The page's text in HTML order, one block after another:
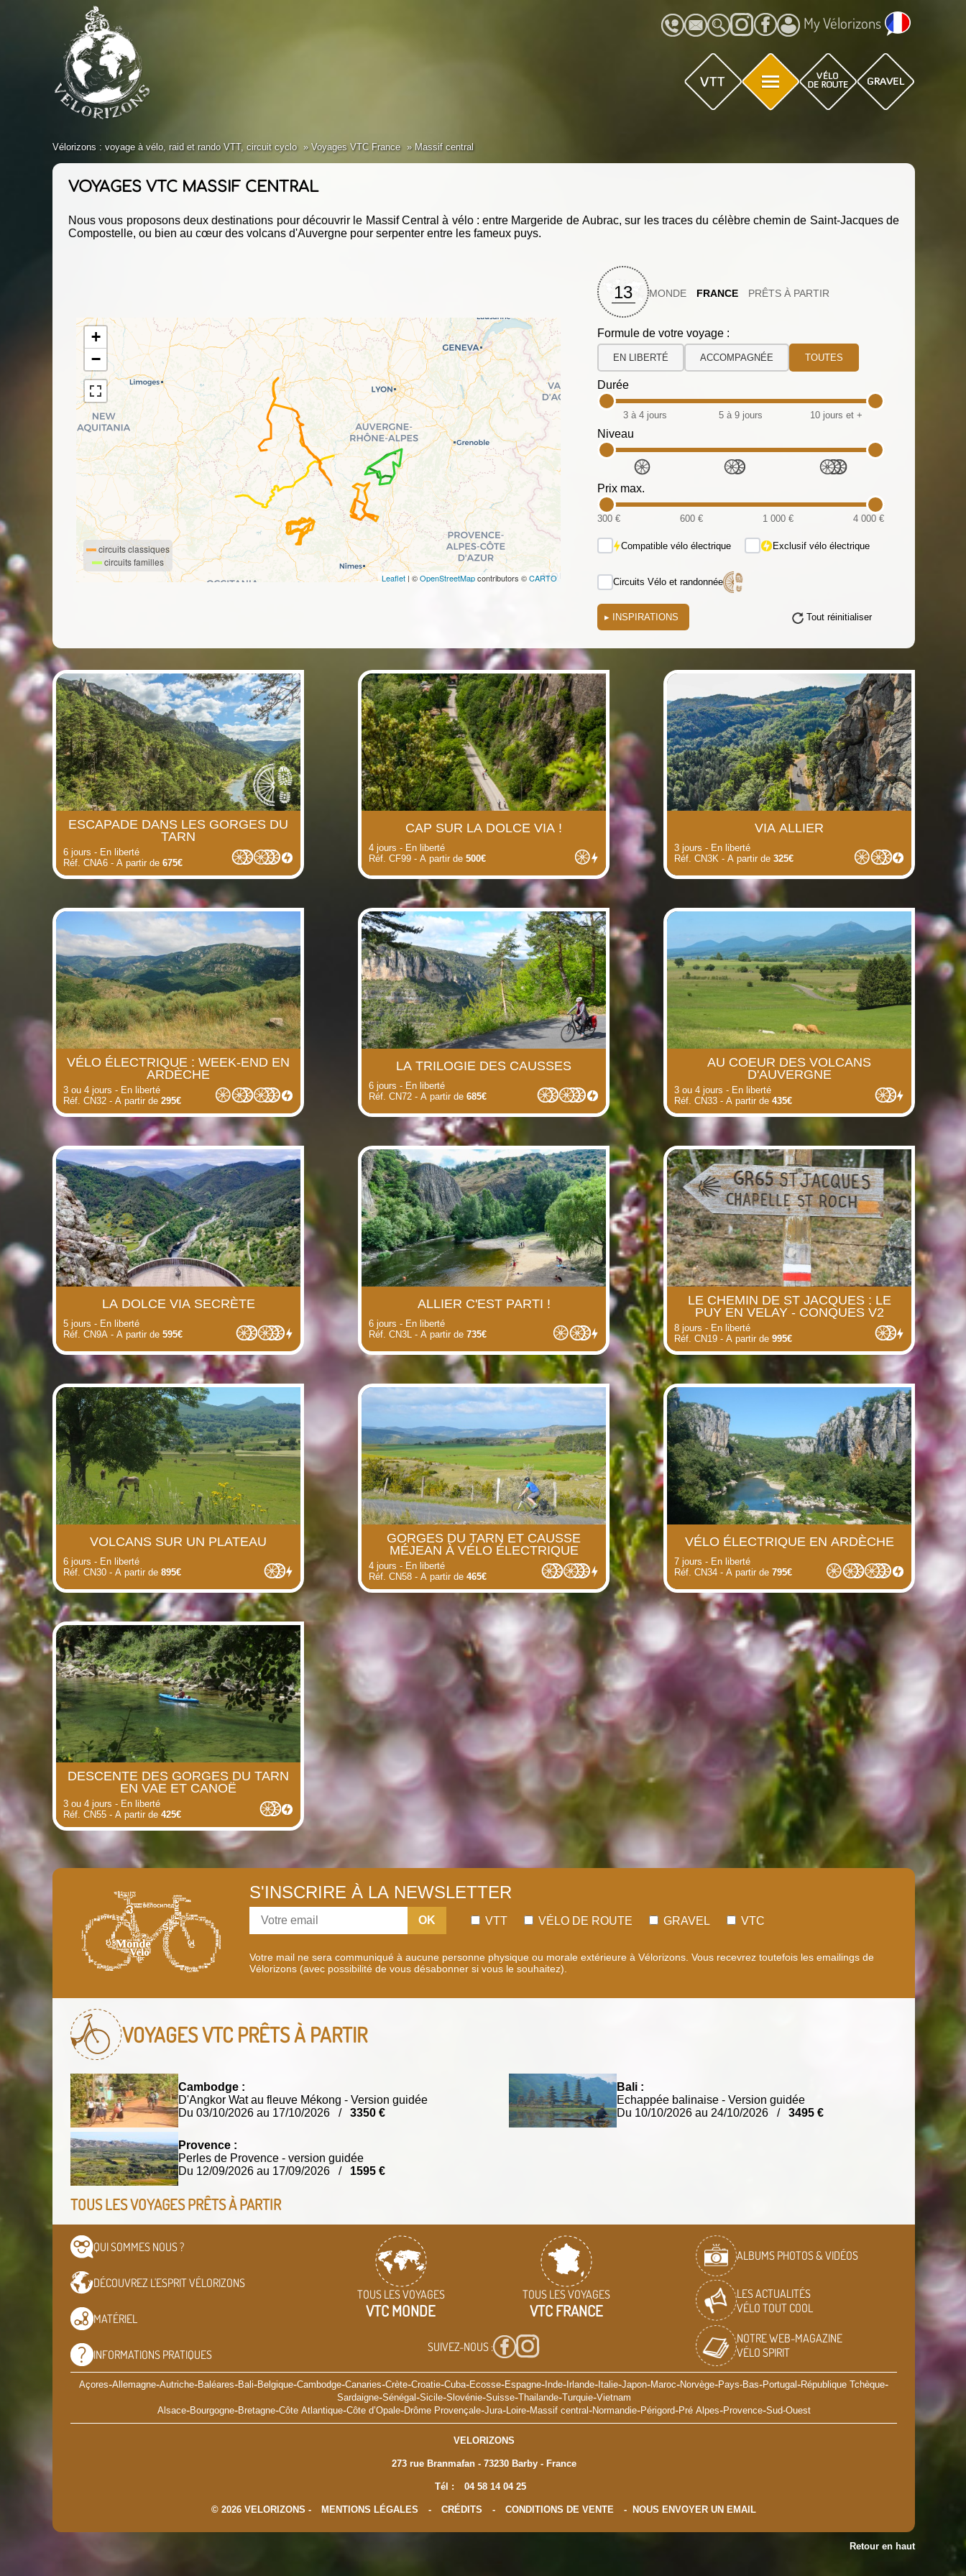
My Vélorizons
Vélorizons : voyage à vélo, raid et rando VTT, circuit cyclo Voyages VTC France Massif central
VOYAGES VTC MASSIF CENTRAL
Nous vous proposons deux destinations pour découvrir le Massif Central à vélo : entre Margeride de Aubrac, sur les traces du célèbre chemin de Saint-Jacques de
Compostelle, ou bien au cœur des volcans d'Auvergne pour serpenter entre les fameux puys.
+
−
circuits classiques
circuits familles
Leaflet| ©OpenStreetMapcontributors ©CARTO
13 MONDE FRANCE PRÊTS À PARTIR
Formule de votre voyage :
EN LIBERTÉ ACCOMPAGNÉE TOUTES
Durée
3 à 4 jours 5 à 9 jours 10 jours et +
Niveau
Prix max.
300 € 600 € 1 000 € 4 000 €
Compatible vélo électrique Exclusif vélo électrique
Circuits Vélo et randonnée
▸ INSPIRATIONS Tout réinitialiser
(i) (i) (i) (i) (i)
(i) (i) (i)
(i) (i) (i) (i)
(i) (i)
ESCAPADE DANS LES GORGES DU
TARN
6 jours - En liberté
Réf. CNA6 - A partir de 675€
CAP SUR LA DOLCE VIA !
4 jours - En liberté
Réf. CF99 - A partir de 500€
VIA ALLIER
3 jours - En liberté
Réf. CN3K - A partir de 325€
VÉLO ÉLECTRIQUE : WEEK-END EN
ARDÈCHE
3 ou 4 jours - En liberté
Réf. CN32 - A partir de 295€
LA TRILOGIE DES CAUSSES
6 jours - En liberté
Réf. CN72 - A partir de 685€
AU COEUR DES VOLCANS
D'AUVERGNE
3 ou 4 jours - En liberté
Réf. CN33 - A partir de 435€
LA DOLCE VIA SECRÈTE
5 jours - En liberté
Réf. CN9A - A partir de 595€
ALLIER C'EST PARTI !
6 jours - En liberté
Réf. CN3L - A partir de 735€
LE CHEMIN DE ST JACQUES : LE
PUY EN VELAY - CONQUES V2
8 jours - En liberté
Réf. CN19 - A partir de 995€
VOLCANS SUR UN PLATEAU
6 jours - En liberté
Réf. CN30 - A partir de 895€
GORGES DU TARN ET CAUSSE
MÉJEAN À VÉLO ÉLECTRIQUE
4 jours - En liberté
Réf. CN58 - A partir de 465€
VÉLO ÉLECTRIQUE EN ARDÈCHE
7 jours - En liberté
Réf. CN34 - A partir de 795€
DESCENTE DES GORGES DU TARN
EN VAE ET CANOË
3 ou 4 jours - En liberté
Réf. CN55 - A partir de 425€
S'INSCRIRE À LA NEWSLETTER
OK VTT VÉLO DE ROUTE GRAVEL VTC
Votre mail ne sera communiqué à aucune personne physique ou morale extérieure à Vélorizons. Vous recevrez toutefois les emailings de
Vélorizons (avec possibilité de vous désabonner si vous le souhaitez).
VOYAGES VTC PRÊTS À PARTIR
Cambodge :
D'Angkor Wat au fleuve Mékong - Version guidée
Du 03/10/2026 au 17/10/2026 / 3350 €
Bali :
Echappée balinaise - Version guidée
Du 10/10/2026 au 24/10/2026 / 3495 €
Provence :
Perles de Provence - version guidée
Du 12/09/2026 au 17/09/2026 / 1595 €
TOUS LES VOYAGES PRÊTS À PARTIR
TOUS LES VOYAGES
VTC MONDE
TOUS LES VOYAGES
VTC FRANCE
ALBUMS PHOTOS & VIDÉOS
LES ACTUALITÉS
VÉLO TOUT COOL
NOTRE WEB-MAGAZINE
VÉLO SPIRIT
QUI SOMMES NOUS ?
DÉCOUVREZ L'ESPRITVÉLORIZONS
MATÉRIEL
INFORMATIONS PRATIQUES
SUIVEZ-NOUS :
Açores-Allemagne-Autriche-Baléares-Bali-Belgique-Cambodge-Canaries-Crète-Croatie-Cuba-Ecosse-Espagne- Inde- Irlande- Italie-Japon-Maroc-Norvège-Pays-Bas-Portugal-République Tchèque-
Sardaigne-Sénégal-Sicile-Slovénie-Suisse-Thailande-Turquie-Vietnam
Alsace-Bourgogne-Bretagne-Côte Atlantique-Côte d’Opale-Drôme Provençale-Jura-Loire-Massif central-Normandie-Périgord-Pré Alpes-Provence-Sud-Ouest
VELORIZONS
273 rue Branmafan - 73230 Barby - France
Tél : 04 58 14 04 25
© 2026 VELORIZONS - MENTIONS LÉGALES - CRÉDITS - CONDITIONS DE VENTE - NOUS ENVOYER UN EMAIL
Retour en haut